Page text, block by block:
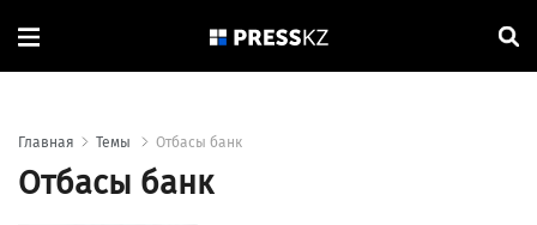
Главная Темы Отбасы банк
Отбасы банк